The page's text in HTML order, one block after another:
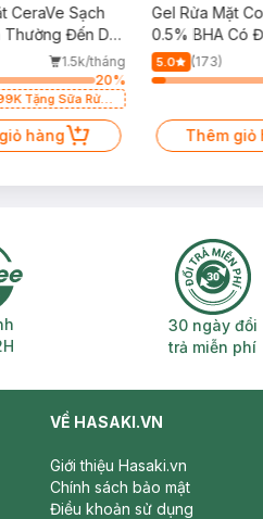
CeraVe Sạch
Thường Đến Da
1.5k/tháng
20%
Tặng Sữa Rửa
hàng
Gel Rửa Mặt
0.5% BHA Có
150ml
5.0
(173)
Thêm giỏ
nhanh miễn phí 2H 30
30 ngày đổi
trả miễn phí
VỀ HASAKI.VN
Giới thiệu Hasaki.vn
Chính sách bảo mật
Điều khoản sử dụng